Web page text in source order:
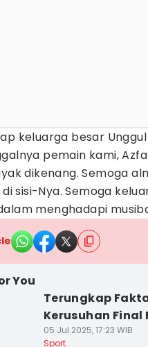
keluarga besar
pemain kami,
dikenang. Semoga
sisi-Nya. Semoga
menghadapi
You
Terungkap
Kerusuhan
05 Jul 2025, 17:23 WIB
Sport